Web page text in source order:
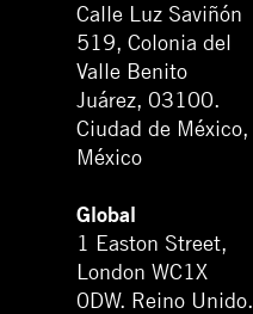
Calle Luz Saviñón
519, Colonia del
Valle Benito
Juárez, 03100.
Ciudad de México,
México
Global
1 Easton Street,
London WC1X
0DW. Reino Unido.